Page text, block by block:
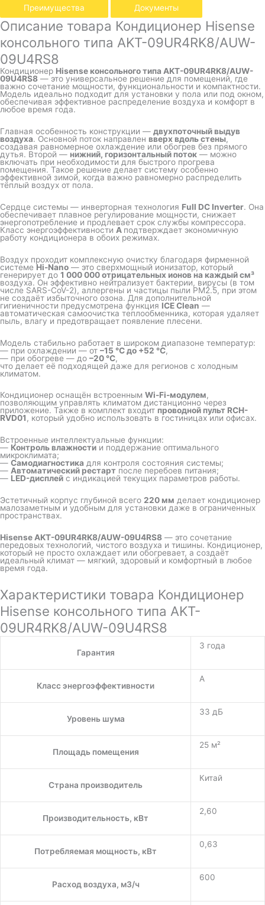
Преимущества Документы
Описание товара Кондиционер Hisense
консольного типа AKT-09UR4RK8/AUW-
09U4RS8
Кондиционер Hisense консольного типа AKT-09UR4RK8/AUW-
09U4RS8 — это универсальное решение для помещений, где
важно сочетание мощности, функциональности и компактности.
Модель идеально подходит для установки у пола или под окном,
обеспечивая эффективное распределение воздуха и комфорт в
любое время года.
Главная особенность конструкции — двухпоточный выдув
воздуха. Основной поток направлен вверх вдоль стены,
создавая равномерное охлаждение или обогрев без прямого
дутья. Второй — нижний, горизонтальный поток — можно
включать при необходимости для быстрого прогрева
помещения. Такое решение делает систему особенно
эффективной зимой, когда важно равномерно распределить
тёплый воздух от пола.
Сердце системы — инверторная технология Full DC Inverter. Она
обеспечивает плавное регулирование мощности, снижает
энергопотребление и продлевает срок службы компрессора.
Класс энергоэффективности A подтверждает экономичную
работу кондиционера в обоих режимах.
Воздух проходит комплексную очистку благодаря фирменной
системе Hi-Nano — это сверхмощный ионизатор, который
генерирует до 1 000 000 отрицательных ионов на каждый см³
воздуха. Он эффективно нейтрализует бактерии, вирусы (в том
числе SARS-CoV-2), аллергены и частицы пыли PM2.5, при этом
не создаёт избыточного озона. Для дополнительной
гигиеничности предусмотрена функция ICE Clean —
автоматическая самоочистка теплообменника, которая удаляет
пыль, влагу и предотвращает появление плесени.
Модель стабильно работает в широком диапазоне температур:
— при охлаждении — от –15 °C до +52 °C,
— при обогреве — до –20 °C,
что делает её подходящей даже для регионов с холодным
климатом.
Кондиционер оснащён встроенным Wi-Fi-модулем,
позволяющим управлять климатом дистанционно через
приложение. Также в комплект входит проводной пульт RCH-
RVD01, который удобно использовать в гостиницах или офисах.
Встроенные интеллектуальные функции:
— Контроль влажности и поддержание оптимального
микроклимата;
— Самодиагностика для контроля состояния системы;
— Автоматический рестарт после перебоев питания;
— LED-дисплей с индикацией текущих параметров работы.
Эстетичный корпус глубиной всего 220 мм делает кондиционер
малозаметным и удобным для установки даже в ограниченных
пространствах.
Hisense AKT-09UR4RK8/AUW-09U4RS8 — это сочетание
передовых технологий, чистого воздуха и тишины. Кондиционер,
который не просто охлаждает или обогревает, а создаёт
идеальный климат — мягкий, здоровый и комфортный в любое
время года.
Характеристики товара Кондиционер
Hisense консольного типа AKT-
09UR4RK8/AUW-09U4RS8
Гарантия
3 года
Класс энергоэффективности
A
Уровень шума
33 дБ
Площадь помещения
25 м²
Страна производитель
Китай
Производительность, кВт
2,60
Потребляемая мощность, кВт
0,63
Расход воздуха, м3/ч
600